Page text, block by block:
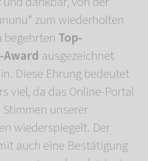
zum wiederholten
begehrten Top-
ausgezeichnet
Diese Ehrung bedeutet
viel, da das Online-Portal
Stimmen unserer
wiederspiegelt. Der
auch eine Bestätigung